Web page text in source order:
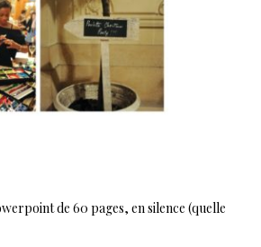
de 60 pages, en silence (quelle